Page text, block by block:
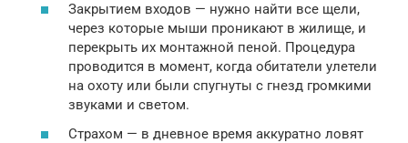
Закрытием входов — нужно найти все щели,
через которые мыши проникают в жилище, и
перекрыть их монтажной пеной. Процедура
проводится в момент, когда обитатели улетели
на охоту или были спугнуты с гнезд громкими
звуками и светом.
Страхом — в дневное время аккуратно ловят